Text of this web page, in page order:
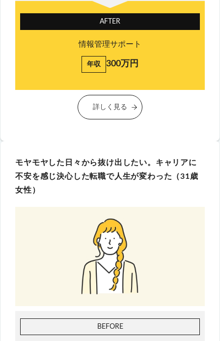
AFTER
情報管理サポート
年収 300万円
詳しく見る
モヤモヤした日々から抜け出したい。キャリアに
不安を感じ決心した転職で人生が変わった（31歳
女性）
BEFORE